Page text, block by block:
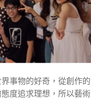
事物的好奇，從創作的
度追求理想，所以藝術